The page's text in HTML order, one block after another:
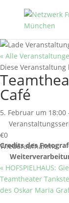
« Alle
Diese
Café
5. Februar um 18:00
€0
Wiederaufnahme
Credits des
« HOFSPIELHAUS:
Teamtheater
des Oskar Maria